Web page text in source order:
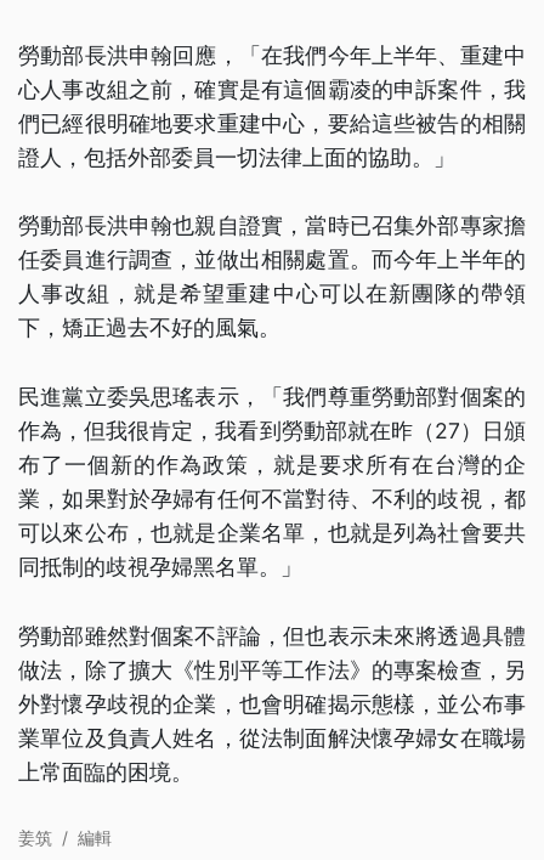
勞動部長洪申翰回應，「在我們今年上半年、重建中
心人事改組之前，確實是有這個霸凌的申訴案件，我
們已經很明確地要求重建中心，要給這些被告的相關
證人，包括外部委員一切法律上面的協助。」
勞動部長洪申翰也親自證實，當時已召集外部專家擔
任委員進行調查，並做出相關處置。而今年上半年的
人事改組，就是希望重建中心可以在新團隊的帶領
下，矯正過去不好的風氣。
民進黨立委吳思瑤表示，「我們尊重勞動部對個案的
作為，但我很肯定，我看到勞動部就在昨（27）日頒
布了一個新的作為政策，就是要求所有在台灣的企
業，如果對於孕婦有任何不當對待、不利的歧視，都
可以來公布，也就是企業名單，也就是列為社會要共
同抵制的歧視孕婦黑名單。」
勞動部雖然對個案不評論，但也表示未來將透過具體
做法，除了擴大《性別平等工作法》的專案檢查，另
外對懷孕歧視的企業，也會明確揭示態樣，並公布事
業單位及負責人姓名，從法制面解決懷孕婦女在職場
上常面臨的困境。
姜筑 / 編輯